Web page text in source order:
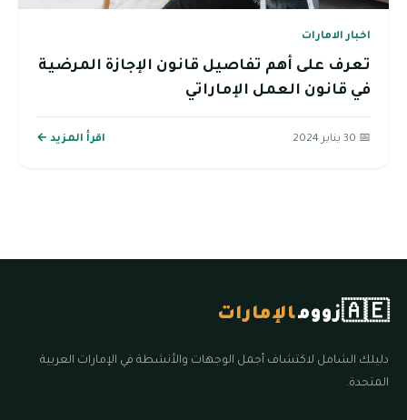
اخبار الامارات
تعرف على أهم تفاصيل قانون الإجازة المرضية
في قانون العمل الإماراتي
📅 30 يناير 2024 اقرأ المزيد ←
🇦🇪زوومالإمارات
دليلك الشامل لاكتشاف أجمل الوجهات والأنشطة في الإمارات العربية
المتحدة.